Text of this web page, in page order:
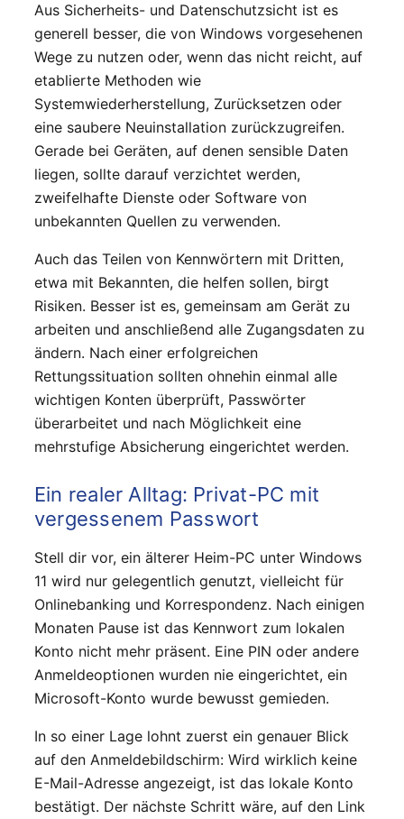
Aus Sicherheits- und Datenschutzsicht ist es
generell besser, die von Windows vorgesehenen
Wege zu nutzen oder, wenn das nicht reicht, auf
etablierte Methoden wie
Systemwiederherstellung, Zurücksetzen oder
eine saubere Neuinstallation zurückzugreifen.
Gerade bei Geräten, auf denen sensible Daten
liegen, sollte darauf verzichtet werden,
zweifelhafte Dienste oder Software von
unbekannten Quellen zu verwenden.
Auch das Teilen von Kennwörtern mit Dritten,
etwa mit Bekannten, die helfen sollen, birgt
Risiken. Besser ist es, gemeinsam am Gerät zu
arbeiten und anschließend alle Zugangsdaten zu
ändern. Nach einer erfolgreichen
Rettungssituation sollten ohnehin einmal alle
wichtigen Konten überprüft, Passwörter
überarbeitet und nach Möglichkeit eine
mehrstufige Absicherung eingerichtet werden.
Ein realer Alltag: Privat-PC mit
vergessenem Passwort
Stell dir vor, ein älterer Heim-PC unter Windows
11 wird nur gelegentlich genutzt, vielleicht für
Onlinebanking und Korrespondenz. Nach einigen
Monaten Pause ist das Kennwort zum lokalen
Konto nicht mehr präsent. Eine PIN oder andere
Anmeldeoptionen wurden nie eingerichtet, ein
Microsoft-Konto wurde bewusst gemieden.
In so einer Lage lohnt zuerst ein genauer Blick
auf den Anmeldebildschirm: Wird wirklich keine
E-Mail-Adresse angezeigt, ist das lokale Konto
bestätigt. Der nächste Schritt wäre, auf den Link